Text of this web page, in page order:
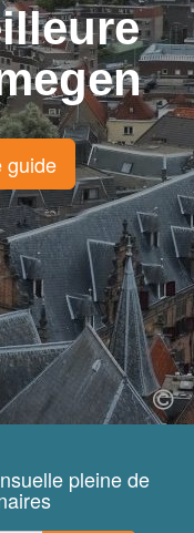
guide
pleine de